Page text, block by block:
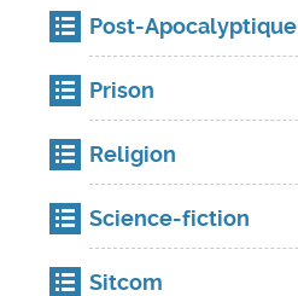
Post-Apocalyptique
Prison
Religion
Science-fiction
Sitcom